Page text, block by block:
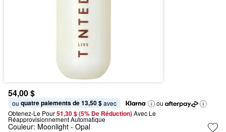
54,00 $
ou quatre paiements de 13,50 $ avec
ou
Obtenez-Le Pour51,30 $ (5% De Réduction) Avec Le
Réapprovisionnement Automatique
Couleur: Moonlight - Opal